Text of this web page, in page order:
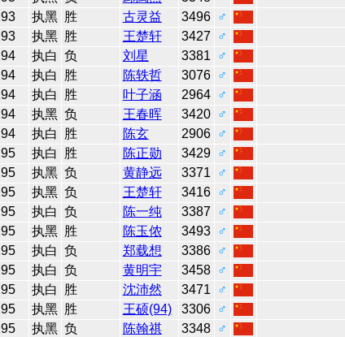
执黑 胜 古灵益 3496
♂
执黑 胜 王楚轩 3427
♂
执白 负 刘星 3381
♂
执白 胜 陈轶哲 3076
♂
执白 胜 叶子涵 2964
♂
执黑 负 王春晖 3420
♂
执白 胜 陈玄 2906
♂
执白 胜 陈正勋 3429
♂
执黑 负 黄静远 3371
♂
执黑 负 王楚轩 3416
♂
执白 负 陈一纯 3387
♂
执黑 胜 陈玉侬 3493
♂
执白 负 郑载想 3386
♂
执白 负 黄明宇 3458
♂
执白 胜 沈沛然 3471
♂
执黑 胜 王硕(94) 3306
♂
执黑 负 陈翰祺 3348
♂